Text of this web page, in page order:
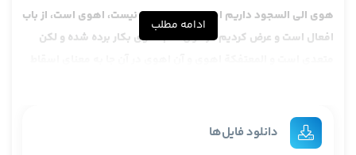
هوی الی السجود داریم اما در این جا هوی نیست، اهوی است، از باب
افعال است و عرض کردیم در قرآن هم اهوی بکار برده شده و لکن
اهوی است و المعتفکة اهوی، اما در مانحن فیه اهوی لازم است،
اهوی الی السجود لازم است، دیروز یک توضیحی راجع به این روایت
ادامه مطلب
دانلود فایل‌ها